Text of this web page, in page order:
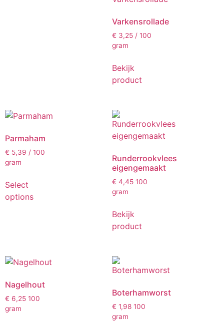
Varkensrollade
€ 3,25 / 100
gram
Bekijk
product
Parmaham
€ 5,39 / 100
gram
Select
options
Runderrookvlees
eigengemaakt
€ 4,45 100
gram
Bekijk
product
Nagelhout
€ 6,25 100
gram
Boterhamworst
€ 1,98 100
gram